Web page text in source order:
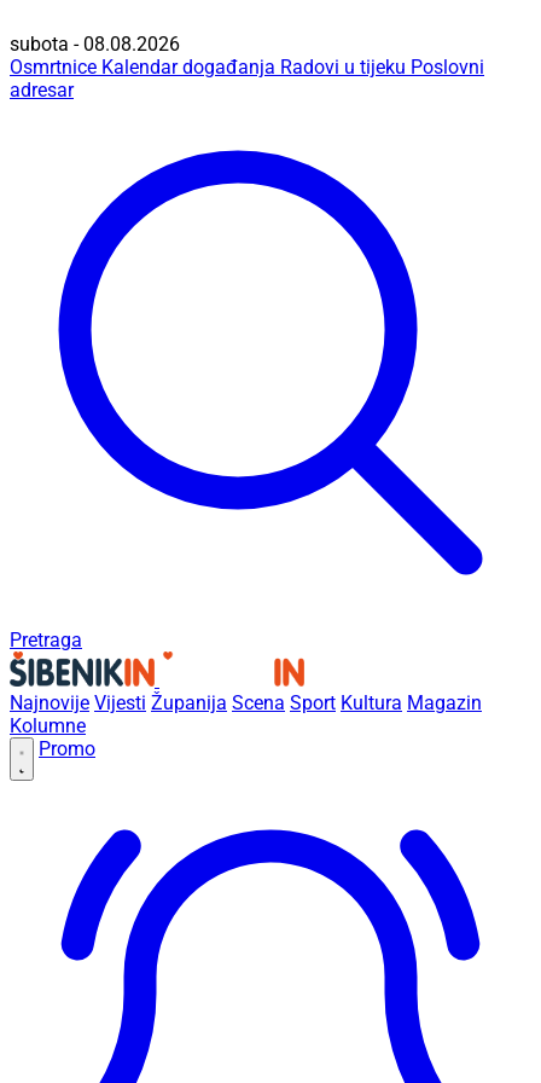
subota - 08.08.2026
Osmrtnice Kalendar događanja Radovi u tijeku Poslovni
adresar
Pretraga
Najnovije Vijesti Županija Scena Sport Kultura Magazin
Kolumne
Promo